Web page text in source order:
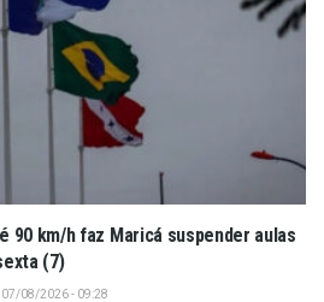
90 km/h faz Maricá suspender aulas
(7)
07/08/2026 - 09:28